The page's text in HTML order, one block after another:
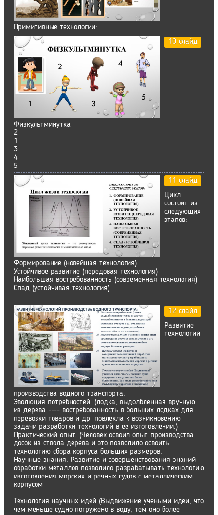
Примитивные технологии:
10 слайд
Физкультминутка
2
1
3
4
5
11 слайд
Цикл
состоит из
следующих
этапов:
Формирование (новейшая технология)
Устойчивое развитие (передовая технология)
Наибольшая востребованность (современная технология)
Спад (устойчивая технология)
12 слайд
Развитие
технологий
производства водного транспорта:
Эволюция потребностей. (лодка, выдолбленная вручную
из дерева ---- востребованность в больших лодках для
перевозки товаров и др. повлекла к возникновению
задачи разработки технологий в ее изготовлении.)
Практический опыт. (Человек освоил опыт производства
досок из ствола дерева и это позволило освоить
технологию сбора корпуса больших размеров.
Научные знания. Развитие и совершенствования знаний
обработки металлов позволило разрабатывать технологию
изготовления морских и речных судов с металлическим
корпусом
Технология научных идей (Выдвижение учеными идеи, что
чем меньше судно погружено в воду, тем оно более